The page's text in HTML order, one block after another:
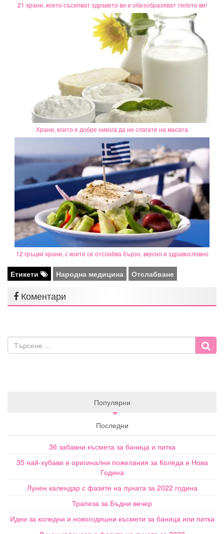
21 храни, които съсипват здравето ви и обезобразяват тялото ви!
Храни, които е добре никога да не слагате на масата
12 гръцки храни, с които се отслабва бързо, вкусно и здравословно
Етикети Народна медицина Отслабване
Коментари
Популярни
Последни
36 забавни късмета за баница и питка
35 най-хубави и оригинални пожелания за Коледа и Нова
Година
Лунен календар с фазите на луната за 2022 година
Трапеза за Бъдни вечер
Идеи за коледни и новогодишни късмети за баница или питка